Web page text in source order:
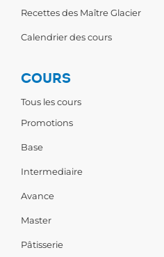
Recettes des Maître Glacier
Calendrier des cours
COURS
Tous les cours
Promotions
Base
Intermediaire
Avance
Master
Pâtisserie